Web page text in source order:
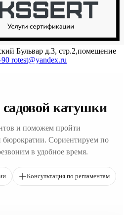
Бульвар д.3, стр.2,помещение
90 rotest@yandex.ru
катушки
и поможем пройти
Сориентируем по
в удобное время.
Консультация по регламентам